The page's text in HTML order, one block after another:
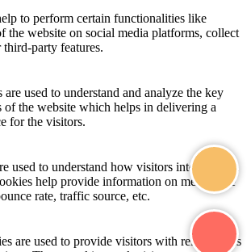
to perform certain functionalities like
the website on social media platforms, collect
third-party features.
are used to understand and analyze the key
of the website which helps in delivering a
for the visitors.
used to understand how visitors interact with
help provide information on metrics the
rate, traffic source, etc.
are used to provide visitors with relevant ads